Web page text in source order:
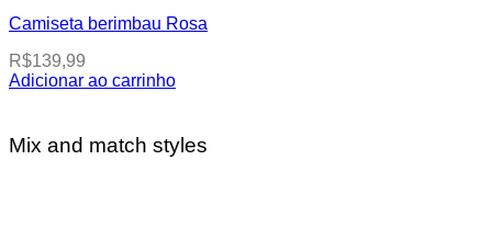
product
page
variants.
options
may
on
Camiseta berimbau Rosa
R$139,99
Adicionar ao carrinho
has
multiple
Mix and match styles